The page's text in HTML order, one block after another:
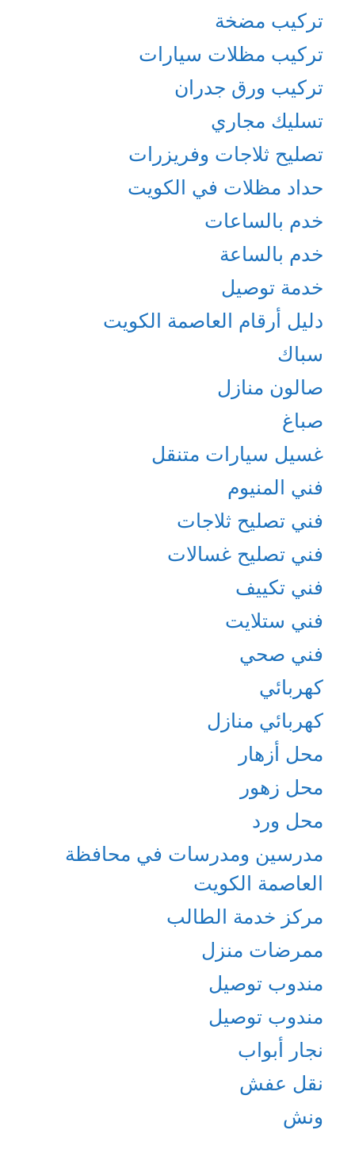
تركيب مضخة
تركيب مظلات سيارات
تركيب ورق جدران
تسليك مجاري
تصليح ثلاجات وفريزرات
حداد مظلات في الكويت
خدم بالساعات
خدم بالساعة
خدمة توصيل
دليل أرقام العاصمة الكويت
سباك
صالون منازل
صباغ
غسيل سيارات متنقل
فني المنيوم
فني تصليح ثلاجات
فني تصليح غسالات
فني تكييف
فني ستلايت
فني صحي
كهربائي
كهربائي منازل
محل أزهار
محل زهور
محل ورد
مدرسين ومدرسات في محافظة
العاصمة الكويت
مركز خدمة الطالب
ممرضات منزل
مندوب توصيل
مندوب توصيل
نجار أبواب
نقل عفش
ونش